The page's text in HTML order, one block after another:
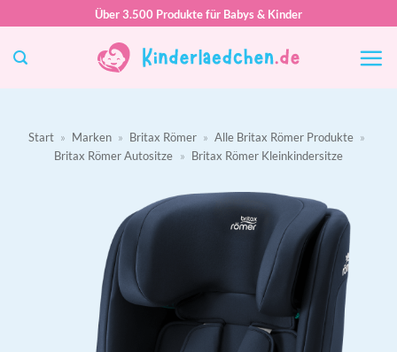
springen
Über 3.500 Produkte für Babys & Kinder
Start » Marken » Britax Römer » Alle Britax Römer Produkte »
Britax Römer Autositze » Britax Römer Kleinkindersitze